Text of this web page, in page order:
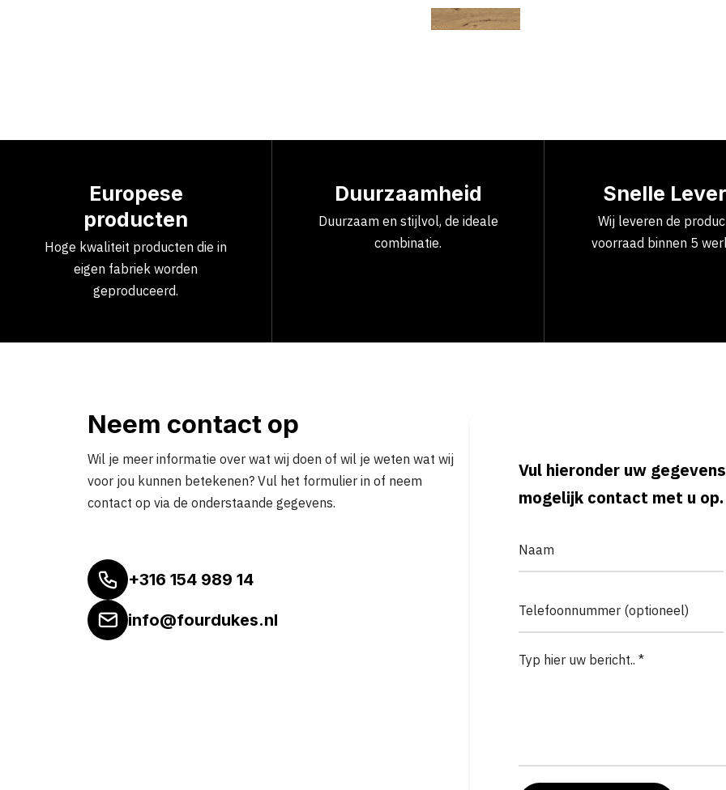
Europese
producten
Hoge kwaliteit producten die in
eigen fabriek worden
geproduceerd.
Duurzaamheid
Duurzaam en stijlvol, de ideale
combinatie.
Snelle
Wij leveren de
voorraad binnen 5
Neem contact op
Wil je meer informatie over wat wij doen of wil je weten wat wij
voor jou kunnen betekenen? Vul het formulier in of neem
contact op via de onderstaande gegevens.
+316 154 989 14
info@fourdukes.nl
Vul hieronder uw
mogelijk contact met u op.